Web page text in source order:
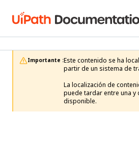
Importante :Este contenido se ha
partir de un sistema de
La localización de
puede tardar entre una
disponible.